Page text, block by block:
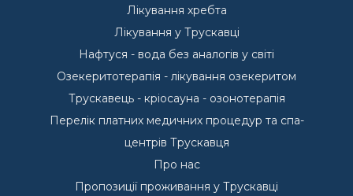
Лікування хребта
Лікування у Трускавці
Нафтуся - вода без аналогів у світі
Озекеритотерапія - лікування озекеритом
Трускавець - кріосауна - озонотерапія
Перелік платних медичних процедур та спа-
центрів Трускавця
Про нас
Пропозиції проживання у Трускавці